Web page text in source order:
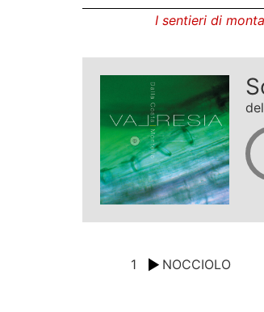
I sentieri di
1 NOCCIOLO